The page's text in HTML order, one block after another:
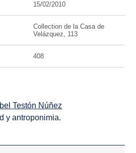
15/02/2010
Collection de la Casa de
Velázquez, 113
408
Testón Núñez
y antroponimia.